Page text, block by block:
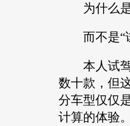
为什么是
而不是“
本人试驾
数十款，但
分车型仅仅
计算的体验